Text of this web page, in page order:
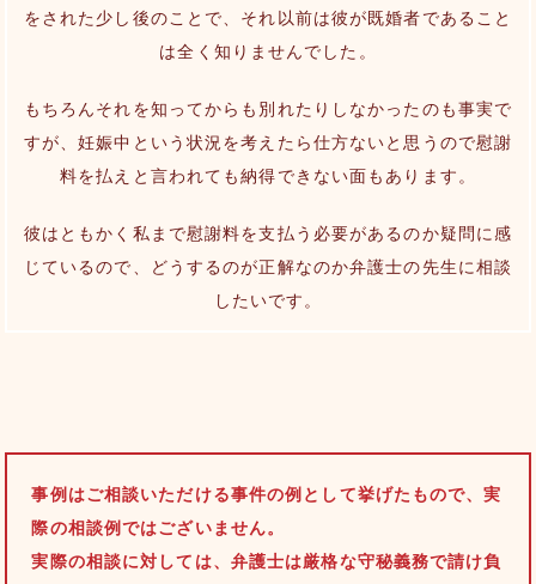
をされた少し後のことで、それ以前は彼が既婚者であること
は全く知りませんでした。
もちろんそれを知ってからも別れたりしなかったのも事実で
すが、妊娠中という状況を考えたら仕方ないと思うので慰謝
料を払えと言われても納得できない面もあります。
彼はともかく私まで慰謝料を支払う必要があるのか疑問に感
じているので、どうするのが正解なのか弁護士の先生に相談
したいです。
事例はご相談いただける事件の例として挙げたもので、実
際の相談例ではございません。
実際の相談に対しては、弁護士は厳格な守秘義務で請け負